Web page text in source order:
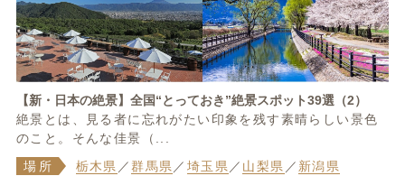
【新・日本の絶景】全国“とっておき”絶景スポット39選（2）
絶景とは、見る者に忘れがたい印象を残す素晴らしい景色
のこと。そんな佳景（...
場所
栃木県 ／群馬県／ 埼玉県／ 山梨県 ／ 新潟県